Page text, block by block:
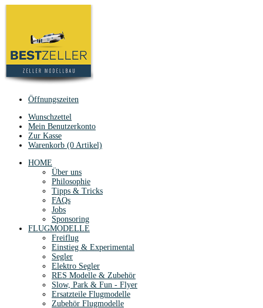
Öffnungszeiten
Wunschzettel
Mein Benutzerkonto
Zur Kasse
Warenkorb (0 Artikel)
HOME
Über uns
Philosophie
Tipps & Tricks
FAQs
Jobs
Sponsoring
FLUGMODELLE
Freiflug
Einstieg & Experimental
Segler
Elektro Segler
RES Modelle & Zubehör
Slow, Park & Fun - Flyer
Ersatzteile Flugmodelle
Zubehör Flugmodelle